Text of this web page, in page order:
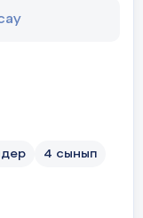
4 сынып